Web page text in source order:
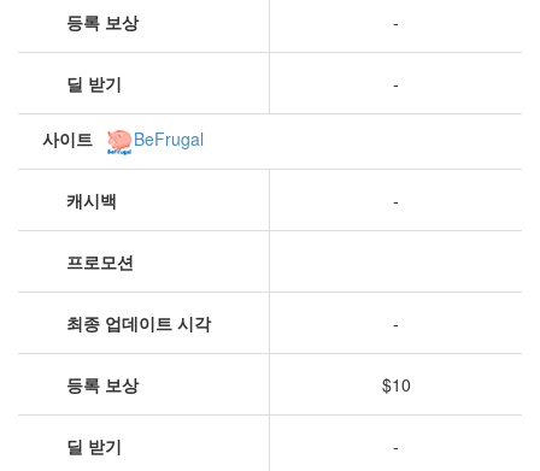
등록 보상 -
딜 받기 -
사이트 BeFrugal
캐시백 -
프로모션
최종 업데이트 시각 -
등록 보상 $10
딜 받기 -